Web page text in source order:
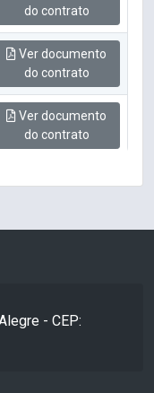
do contrato
Ver documento
do contrato
Ver documento
do contrato
- CEP: